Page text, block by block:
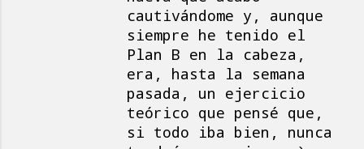
cautivándome y, aunque
siempre he tenido el
Plan B en la cabeza,
era, hasta la semana
pasada, un ejercicio
teórico que pensé que,
si todo iba bien, nunca